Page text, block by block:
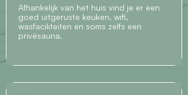
Afhankelijk van het huis vind je er een
goed uitgeruste keuken, wifi,
wasfaciliteiten en soms zelfs een
privésauna.